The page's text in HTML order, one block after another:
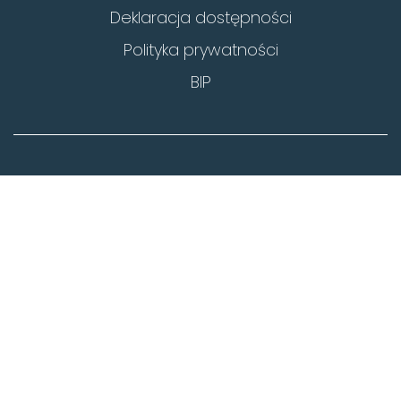
Deklaracja dostępności
Polityka prywatności
BIP